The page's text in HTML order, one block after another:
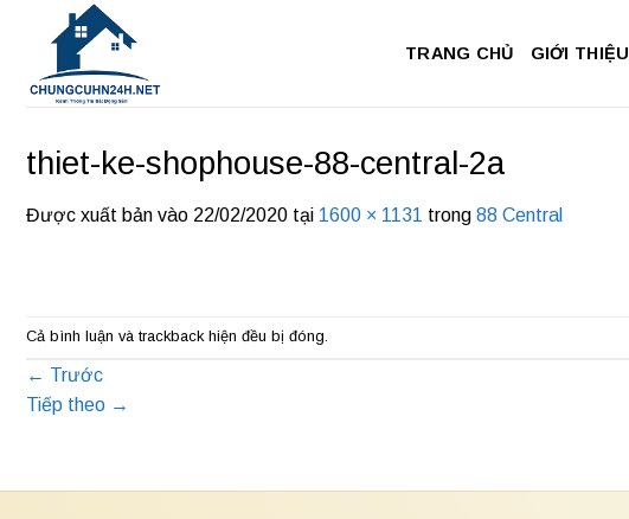
dung
TRANG CHỦ GIỚI THIỆU
thiet-ke-shophouse-88-central-2a
Được xuất bản vào 22/02/2020 tại 1600 × 1131 trong 88 Central
Cả bình luận và trackback hiện đều bị đóng.
← Trước
Tiếp theo →